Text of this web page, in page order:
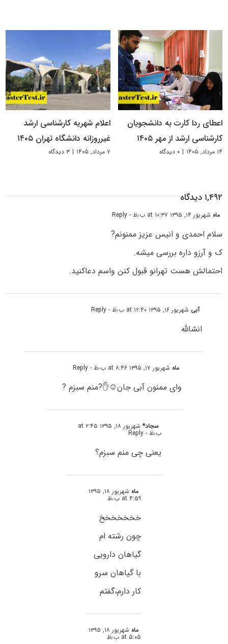
اعطای ردا کارت به دانشجویان
کارشناسی ارشد از مهر ۱۴۰۵
۱۴ مرداد, ۱۴۰۵ | ۰ دیدگاه
اعلام شهریه کارشناسی ارشد
غیرروزانه دانشگاه تهران ۱۴۰۵
۷ مرداد, ۱۴۰۵ | ۳ دیدگاه
۱,۴۹۲ دیدگاه
ماه شهریور ۱۴, ۱۳۹۵ at ۱۰:۳۷ ب٫ظ - Reply
سلام احمدی و انیس عزیز ممنونم?
ک و آرزو داره بررسی میشه.
احتمالش هست تهرانو قبول کنن واسم دعاکنید.
آبی شهریور ۱۶, ۱۳۹۵ at ۱۲:۴۰ ب٫ظ - Reply
انشالله
ماه شهریور ۱۷, ۱۳۹۵ at ۸:۴۶ ب٫ظ - Reply
وای ممنون آبی جان☺✋?منم سبزم ?
سجاد* شهریور ۱۸, ۱۳۹۵ at ۲:۴۵
ب٫ظ - Reply
یعنی چی منم سبزم؟
ماه شهریور ۱۸, ۱۳۹۵
at ۴:۵۹ ب٫ظ
خخخخخخخ
چون رشته ام
گیاهان دارویی
با گیاهان سرو
کار دارم،گفتم
ماه شهریور ۱۸, ۱۳۹۵
at ۵:۰۵ ب٫ظ